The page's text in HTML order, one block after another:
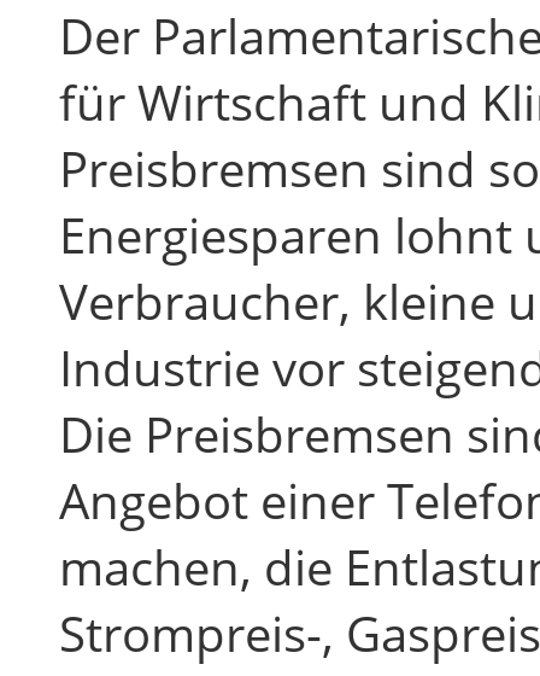
Der
für Wirtschaft und
Preisbremsen sind
Energiesparen
Verbraucher, kleine
Industrie vor
Die Preisbremsen
Angebot einer
machen, die
Strompreis-,